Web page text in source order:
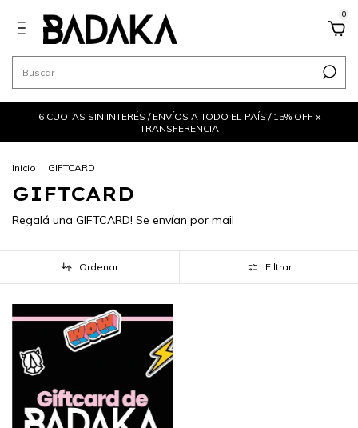
0
6 CUOTAS SIN INTERÉS / ENVÍOS A TODO EL PAÍS / 15% OFF x
TRANSFERENCIA
Inicio . GIFTCARD
GIFTCARD
Regalá una GIFTCARD! Se envían por mail
Ordenar Filtrar